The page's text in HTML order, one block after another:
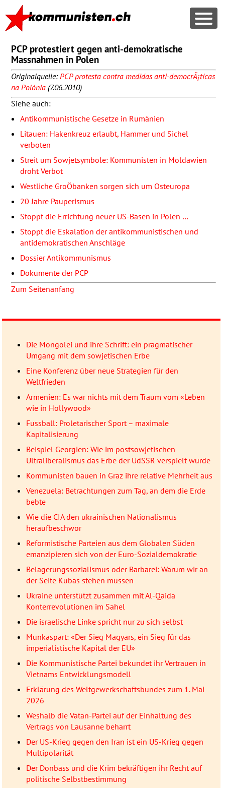
PCP protestiert gegen anti-demokratische
Massnahmen in Polen
Originalquelle: PCPprotesta contra medidas anti-democrÃ¡ticas
na Polónia(7.06.2010)
Siehe auch:
Antikommunistische Gesetze in Rumänien
Litauen: Hakenkreuz erlaubt, Hammer und Sichel
verboten
Streit um Sowjetsymbole: Kommunisten in Moldawien
droht Verbot
Westliche GroÖbanken sorgen sich um Osteuropa
20 Jahre Pauperismus
Stoppt die Errichtung neuer US-Basen in Polen …
Stoppt die Eskalation der antikommunistischen und
antidemokratischen Anschläge
Dossier Antikommunismus
Dokumente der PCP
Zum Seitenanfang
Die Mongolei und ihre Schrift: ein pragmatischer
Umgang mit dem sowjetischen Erbe
Eine Konferenz über neue Strategien für den
Weltfrieden
Armenien: Es war nichts mit dem Traum vom «Leben
wie in Hollywood»
Fussball: Proletarischer Sport – maximale
Kapitalisierung
Beispiel Georgien: Wie im postsowjetischen
Ultraliberalismus das Erbe der UdSSR verspielt wurde
Kommunisten bauen in Graz ihre relative Mehrheit aus
Venezuela: Betrachtungen zum Tag, an dem die Erde
bebte
Wie die CIA den ukrainischen Nationalismus
heraufbeschwor
Reformistische Parteien aus dem Globalen Süden
emanzipieren sich von der Euro-Sozialdemokratie
Belagerungssozialismus oder Barbarei: Warum wir an
der Seite Kubas stehen müssen
Ukraine unterstützt zusammen mit Al-Qaida
Konterrevolutionen im Sahel
Die israelische Linke spricht nur zu sich selbst
Munkaspart: «Der Sieg Magyars, ein Sieg für das
imperialistische Kapital der EU»
Die Kommunistische Partei bekundet ihr Vertrauen in
Vietnams Entwicklungsmodell
Erklärung des Weltgewerkschaftsbundes zum 1. Mai
2026
Weshalb die Vatan-Partei auf der Einhaltung des
Vertrags von Lausanne beharrt
Der US-Krieg gegen den Iran ist ein US-Krieg gegen
Multipolarität
Der Donbass und die Krim bekräftigen ihr Recht auf
politische Selbstbestimmung